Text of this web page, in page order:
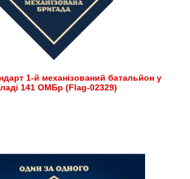
1-й механізований батальйон у
141 ОМБр (Flag-02329)